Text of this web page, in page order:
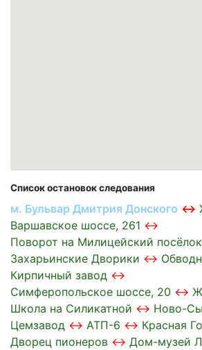
Список остановок следования
м. Бульвар Дмитрия Донского
Варшавское шоссе, 261
Поворот на Милицейский посёлок
Захарьинские Дворики
Кирпичный завод
Симферопольское шоссе, 20
Школа на Силикатной
Ново-
Цемзавод
АТП-6
Красная
Дворец пионеров
Дом-музей